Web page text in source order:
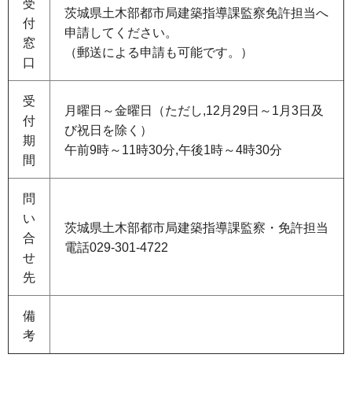
受
付
窓
口
茨城県土木部都市局建築指導課監察免許担当へ
申請してください。
（郵送による申請も可能です。）
受
付
期
間
月曜日～金曜日（ただし,12月29日～1月3日及
び祝日を除く）
午前9時～11時30分,午後1時～4時30分
問
い
合
せ
先
茨城県土木部都市局建築指導課監察・免許担当
電話029-301-4722
備
考